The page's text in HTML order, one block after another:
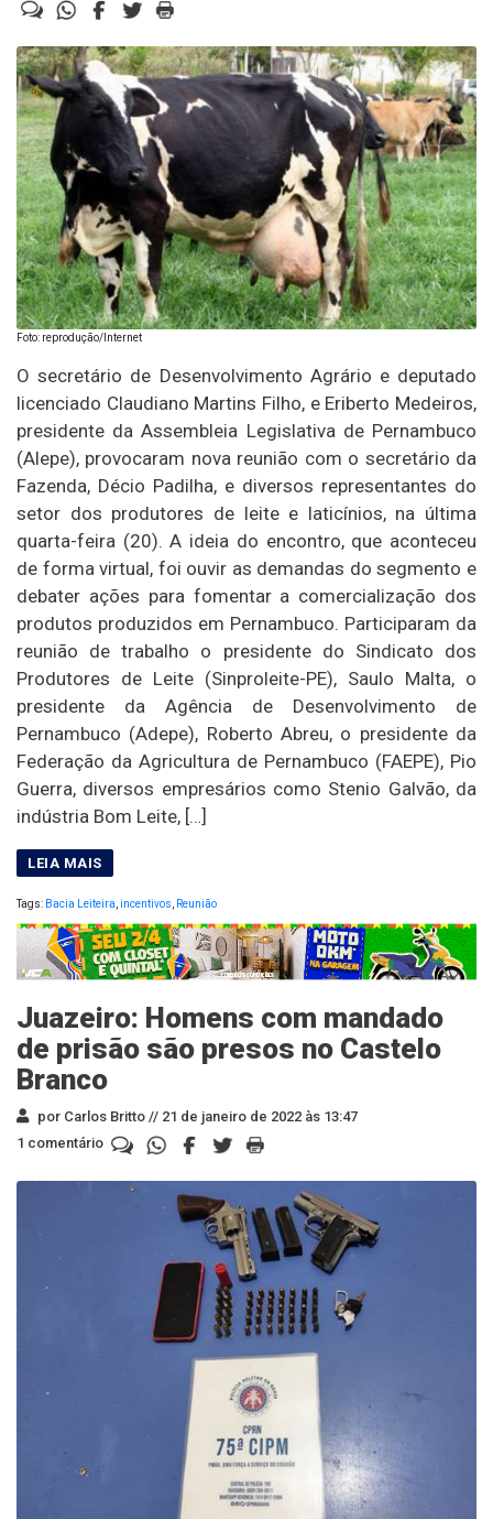
Foto: reprodução/Internet
O secretário de Desenvolvimento Agrário e deputado
licenciado Claudiano Martins Filho, e Eriberto Medeiros,
presidente da Assembleia Legislativa de Pernambuco
(Alepe), provocaram nova reunião com o secretário da
Fazenda, Décio Padilha, e diversos representantes do
setor dos produtores de leite e laticínios, na última
quarta-feira (20). A ideia do encontro, que aconteceu
de forma virtual, foi ouvir as demandas do segmento e
debater ações para fomentar a comercialização dos
produtos produzidos em Pernambuco. Participaram da
reunião de trabalho o presidente do Sindicato dos
Produtores de Leite (Sinproleite-PE), Saulo Malta, o
presidente da Agência de Desenvolvimento de
Pernambuco (Adepe), Roberto Abreu, o presidente da
Federação da Agricultura de Pernambuco (FAEPE), Pio
Guerra, diversos empresários como Stenio Galvão, da
indústria Bom Leite, […]
Tags: Bacia Leiteira incentivos Reunião
Juazeiro: Homens com mandado
de prisão são presos no Castelo
Branco
por Carlos Britto // 21 de janeiro de 2022 às 13:47
1 comentário